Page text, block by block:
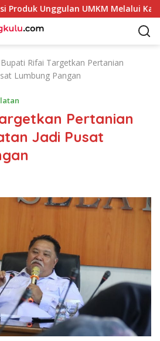
Unggulan UMKM Melalui Kajian
Bupati Rifai Targetkan Pertanian
Lumbung Pangan
Pertanian
Jadi Pusat